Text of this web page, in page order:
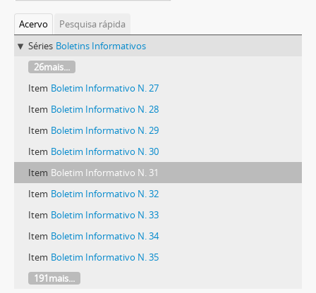
Acervo
Pesquisa rápida
Séries Boletins Informativos
26mais...
Item Boletim Informativo N. 27
Item Boletim Informativo N. 28
Item Boletim Informativo N. 29
Item Boletim Informativo N. 30
Item Boletim Informativo N. 31
Item Boletim Informativo N. 32
Item Boletim Informativo N. 33
Item Boletim Informativo N. 34
Item Boletim Informativo N. 35
191mais...